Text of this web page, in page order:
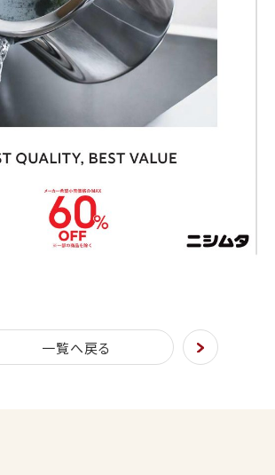
一覧へ戻る